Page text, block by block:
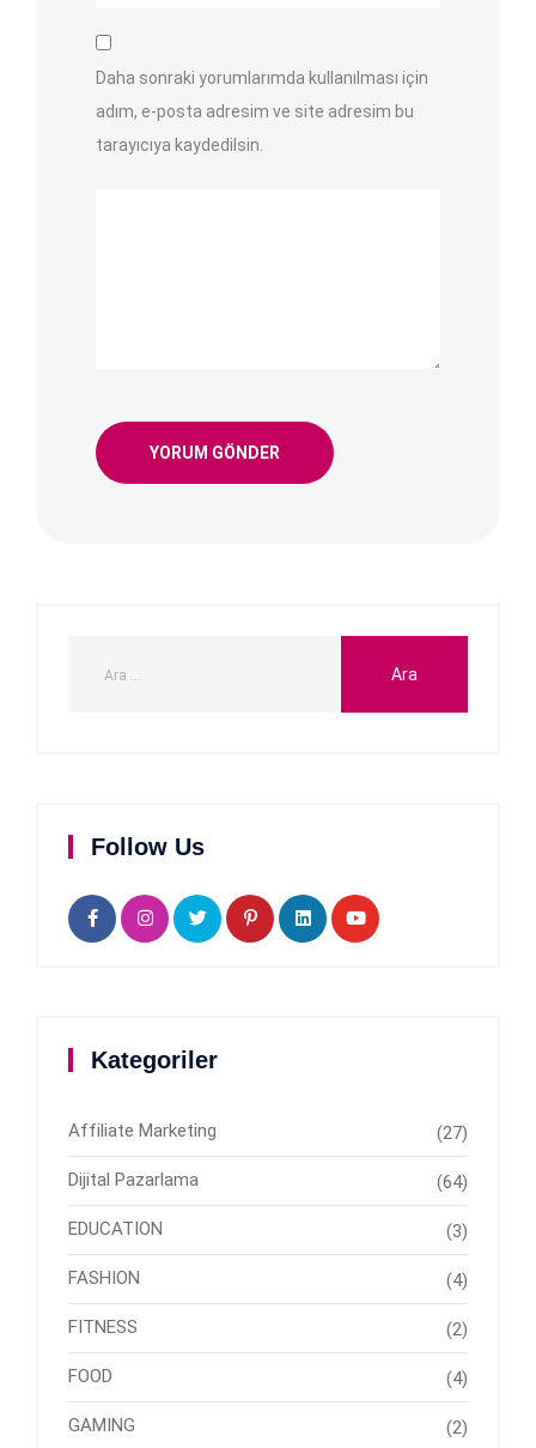
Daha sonraki yorumlarımda kullanılması için
adım, e-posta adresim ve site adresim bu
tarayıcıya kaydedilsin.
Follow Us
Kategoriler
Affiliate Marketing (27)
Dijital Pazarlama (64)
EDUCATION (3)
FASHION (4)
FITNESS (2)
FOOD (4)
GAMING (2)